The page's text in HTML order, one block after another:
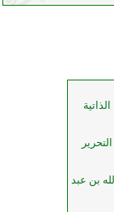
بن عبد